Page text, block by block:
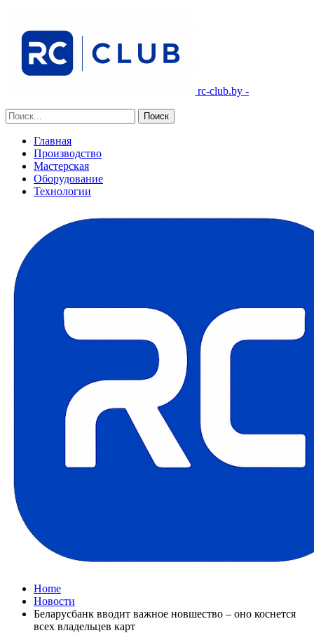
rc-club.by -
Главная
Производство
Мастерская
Оборудование
Технологии
Home
Новости
Беларусбанк вводит важное новшество – оно коснется
всех владельцев карт